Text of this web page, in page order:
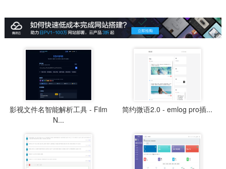
影视文件名智能解析工具 - Film
N...
简约微语2.0 - emlog pro插...